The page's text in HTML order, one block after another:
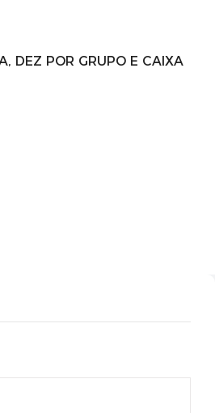
DEZ POR GRUPO E CAIXA